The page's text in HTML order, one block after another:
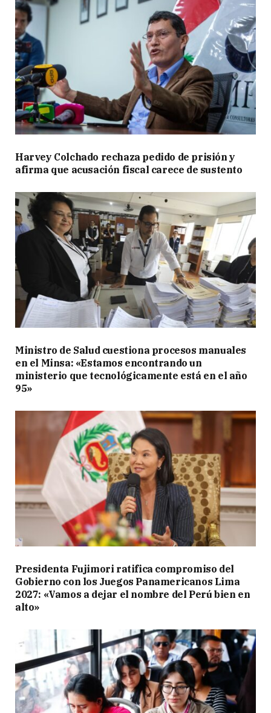
Harvey Colchado rechaza pedido de prisión y
afirma que acusación fiscal carece de sustento
Ministro de Salud cuestiona procesos manuales
en el Minsa: «Estamos encontrando un
ministerio que tecnológicamente está en el año
95»
Presidenta Fujimori ratifica compromiso del
Gobierno con los Juegos Panamericanos Lima
2027: «Vamos a dejar el nombre del Perú bien en
alto»